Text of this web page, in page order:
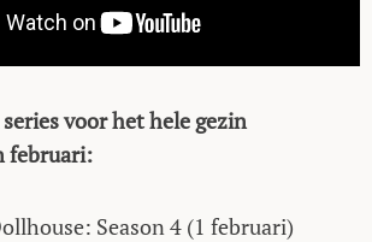
voor het hele gezin
februari:
Season 4 (1 februari)